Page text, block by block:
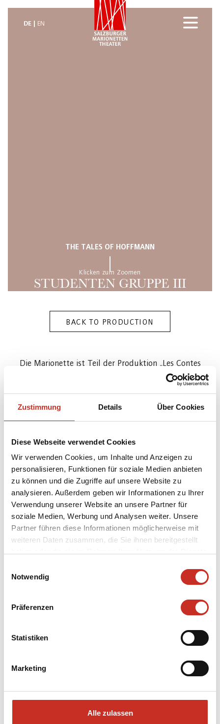
Zustimmung Details Über Cookies
Diese Webseite verwendet Cookies
Wir verwenden Cookies, um Inhalte und Anzeigen zu
personalisieren, Funktionen für soziale Medien anbieten
zu können und die Zugriffe auf unsere Website zu
analysieren. Außerdem geben wir Informationen zu Ihrer
Verwendung unserer Website an unsere Partner für
soziale Medien, Werbung und Analysen weiter. Unsere
Partner führen diese Informationen möglicherweise mit
weiteren Daten zusammen, die Sie ihnen bereitgestellt
Notwendig
Präferenzen
Statistiken
Marketing
Alle zulassen
DE EN
THE TALES OF HOFFMANN
STUDENTEN GRUPPE III
Klicken zum Zoomen
BACK TO PRODUCTION
Die Marionette ist Teil der Produktion „Les Contes
d'Hoffmann“ („Hoffmanns Erzählungen“) [J.
Offenbach (Komponist), Jules Barbier (Librettist)]
des Salzburger Marionettentheaters (1985) in einer
Inszenierung von Wolf-Dieter Ludwig
Bühnenbild von Günther Schneider-Siemssen.
Bildhauer
Pointner, Edmund
Eisen; Leder; Lindenholz; Schaumstoff
translate.entry.digitalisat.materialCostume